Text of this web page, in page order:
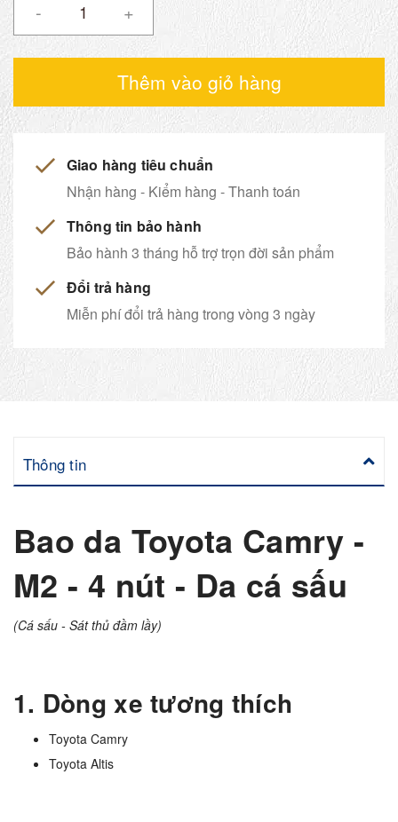
- +
Thêm vào giỏ hàng
Giao hàng tiêu chuẩn
Nhận hàng - Kiểm hàng - Thanh toán
Thông tin bảo hành
Bảo hành 3 tháng hỗ trợ trọn đời sản phẩm
Đổi trả hàng
Miễn phí đổi trả hàng trong vòng 3 ngày
Thông tin
Bao da Toyota Camry -
M2 - 4 nút - Da cá sấu
(Cá sấu - Sát thủ đầm lầy)
1. Dòng xe tương thích
Toyota Camry
Toyota Altis